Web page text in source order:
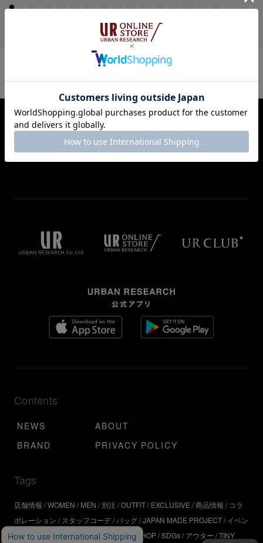
Contents
NEWS
ABOUT
BRAND
PRIVACY POLICY
Tags
店舗情報 WOMEN MEN 別注 OUTFIT EXCLUSIVE 商品情報
コラ
ボレーション
スタッフコーデ バッグ JAPAN MADE PROJECT イベン
ト アウトドア インタビュー WORKSHOP SDGs アウター TINY